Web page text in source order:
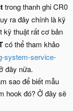
trong thanh ghi CR0
ra đây chính là kỹ
kỹ thuật rất cơ bản
có thể tham khảo
system-service-
đây nữa.
sao để biết mẫu
hook đó? Ở đây sẽ